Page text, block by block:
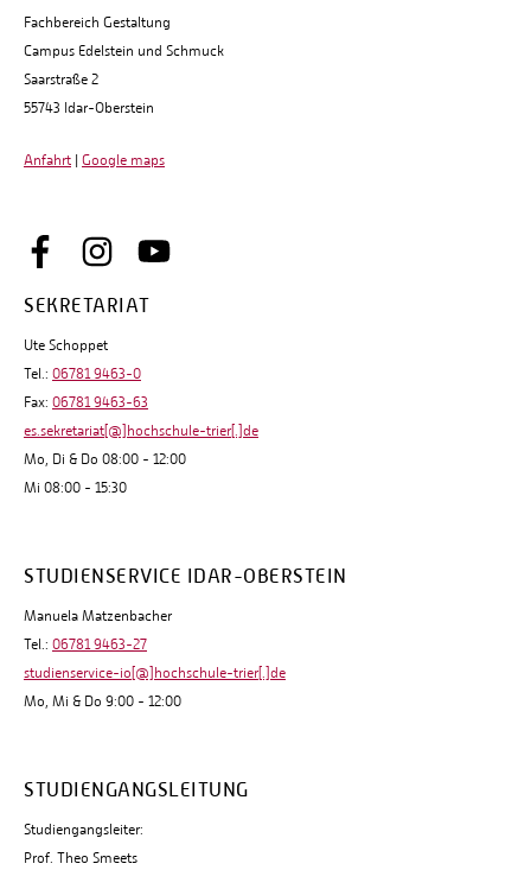
Fachbereich Gestaltung
Campus Edelstein und Schmuck
Saarstraße 2
55743 Idar-Oberstein
Anfahrt Google maps
SEKRETARIAT
Ute Schoppet
Tel.: 06781 9463-0
Fax: 06781 9463-63
es.sekretariat[@]hochschule-trier[.]de
Mo, Di & Do 08:00 - 12:00
Mi 08:00 - 15:30
STUDIENSERVICE IDAR-OBERSTEIN
Manuela Matzenbacher
Tel.: 06781 9463-27
studienservice-io[@]hochschule-trier[.]de
Mo, Mi & Do 9:00 - 12:00
STUDIENGANGSLEITUNG
Studiengangsleiter:
Prof. Theo Smeets